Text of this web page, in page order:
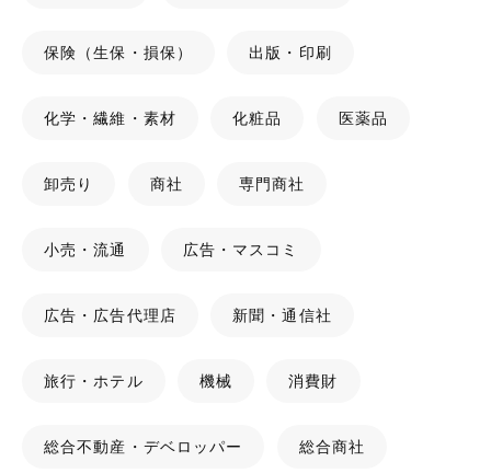
保険（生保・損保） 出版・印刷
化学・繊維・素材 化粧品 医薬品
卸売り 商社 専門商社
小売・流通 広告・マスコミ
広告・広告代理店 新聞・通信社
旅行・ホテル 機械 消費財
総合不動産・デベロッパー 総合商社